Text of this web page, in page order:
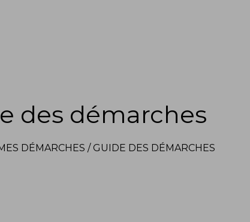
des démarches
DÉMARCHES / GUIDE DES DÉMARCHES